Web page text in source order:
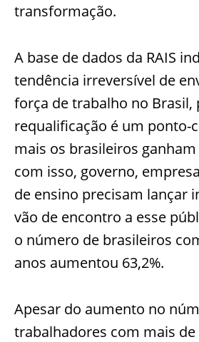
transformação.
A base de dados da RAIS
tendência irreversível de
força de trabalho no Brasil,
requalificação é um ponto-
mais os brasileiros
com isso, governo,
de ensino precisam lançar
vão de encontro a esse
o número de brasileiros
anos aumentou 63,2%.
Apesar do aumento no
trabalhadores com mais